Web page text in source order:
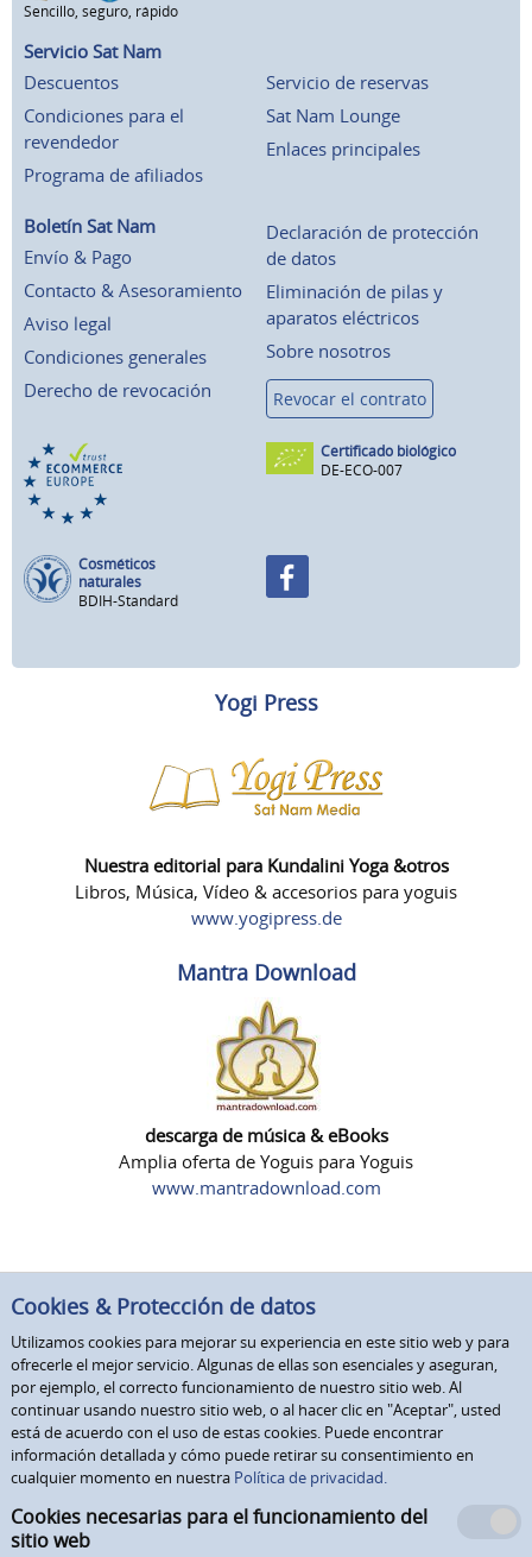
Sencillo, seguro, rápido
Servicio Sat Nam
Descuentos
Condiciones para el
revendedor
Programa de afiliados
Servicio de reservas
Sat Nam Lounge
Enlaces principales
Boletín Sat Nam
Envío & Pago
Contacto & Asesoramiento
Aviso legal
Condiciones generales
Derecho de revocación
Declaración de protección
de datos
Eliminación de pilas y
aparatos eléctricos
Sobre nosotros
Revocar el contrato
Certificado biológico
DE-ECO-007
Cosméticos
naturales
BDIH-Standard
Yogi Press
Nuestra editorial para Kundalini Yoga &otros
Libros, Música, Vídeo & accesorios para yoguis
www.yogipress.de
Mantra Download
descarga de música & eBooks
Amplia oferta de Yoguis para Yoguis
www.mantradownload.com
Cookies & Protección de datos
Utilizamos cookies para mejorar su experiencia en este sitio web y para
ofrecerle el mejor servicio. Algunas de ellas son esenciales y aseguran,
por ejemplo, el correcto funcionamiento de nuestro sitio web. Al
continuar usando nuestro sitio web, o al hacer clic en "Aceptar", usted
está de acuerdo con el uso de estas cookies. Puede encontrar
información detallada y cómo puede retirar su consentimiento en
cualquier momento en nuestra Política de privacidad.
Cookies necesarias para el funcionamiento del
sitio web